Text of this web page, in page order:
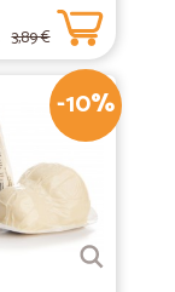
3,89 €
-10%